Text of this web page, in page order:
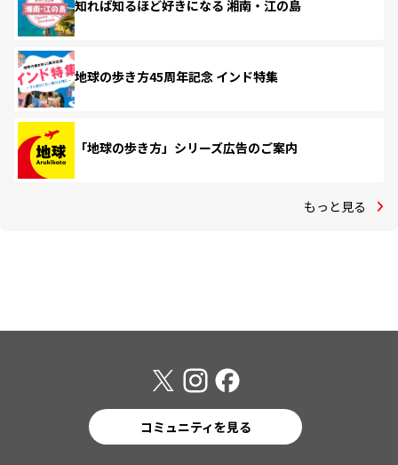
知れば知るほど好きになる 湘南・江の島
地球の歩き方45周年記念 インド特集
「地球の歩き方」シリーズ広告のご案内
もっと見る
コミュニティを見る